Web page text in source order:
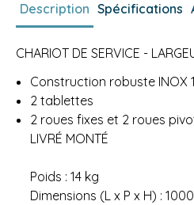
Description Spécifications
CHARIOT DE SERVICE -
Construction robuste INOX
2 tablettes
2 roues fixes et 2 roues
LIVRÉ MONTÉ
Poids : 14 kg
Dimensions (L x P x H) :